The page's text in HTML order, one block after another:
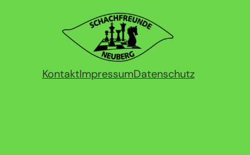
KontaktImpressumDatenschutz